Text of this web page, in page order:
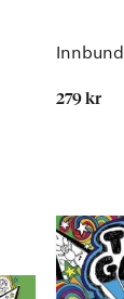
279 kr